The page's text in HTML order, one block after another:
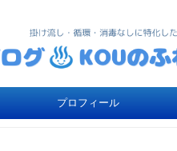
プロフィール